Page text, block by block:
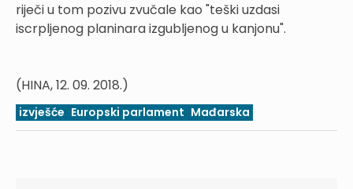
riječi u tom pozivu zvučale kao "teški uzdasi
iscrpljenog planinara izgubljenog u kanjonu".
(HINA, 12. 09. 2018.)
izvješće Europski parlament Mađarska